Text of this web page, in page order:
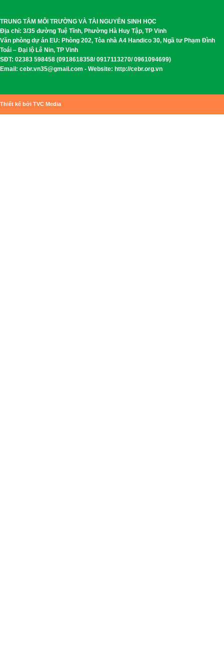
TRUNG TÂM MÔI TRƯỜNG VÀ TÀI NGUYÊN SINH HỌC
Địa chỉ: 3/35 đường Tuệ Tĩnh, Phường Hà Huy Tập, TP Vinh
Văn phòng dự án EU: Phòng 202, Tòa nhà A4 Handico 30, Ngã tư Phạm Đình
Toái – Đại lộ Lê Nin, TP Vinh
SĐT: 02383 598458 (0918618358/ 0917113270/ 0961094699)
Email: cebr.vn35@gmail.com - Website: http://cebr.org.vn
Thiết kế bởi TVC Media